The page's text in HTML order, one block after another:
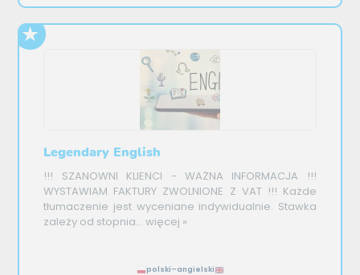
Legendary English
!!! SZANOWNI KLIENCI - WAŻNA INFORMACJA !!!
WYSTAWIAM FAKTURY ZWOLNIONE Z VAT !!! Każde
tłumaczenie jest wyceniane indywidualnie. Stawka
zależy od stopnia... więcej »
polski–angielski